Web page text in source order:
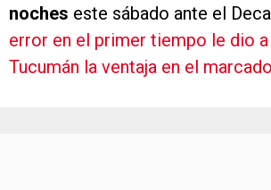
noches este sábado ante el
error en el primer tiempo le dio
Tucumán la ventaja en el